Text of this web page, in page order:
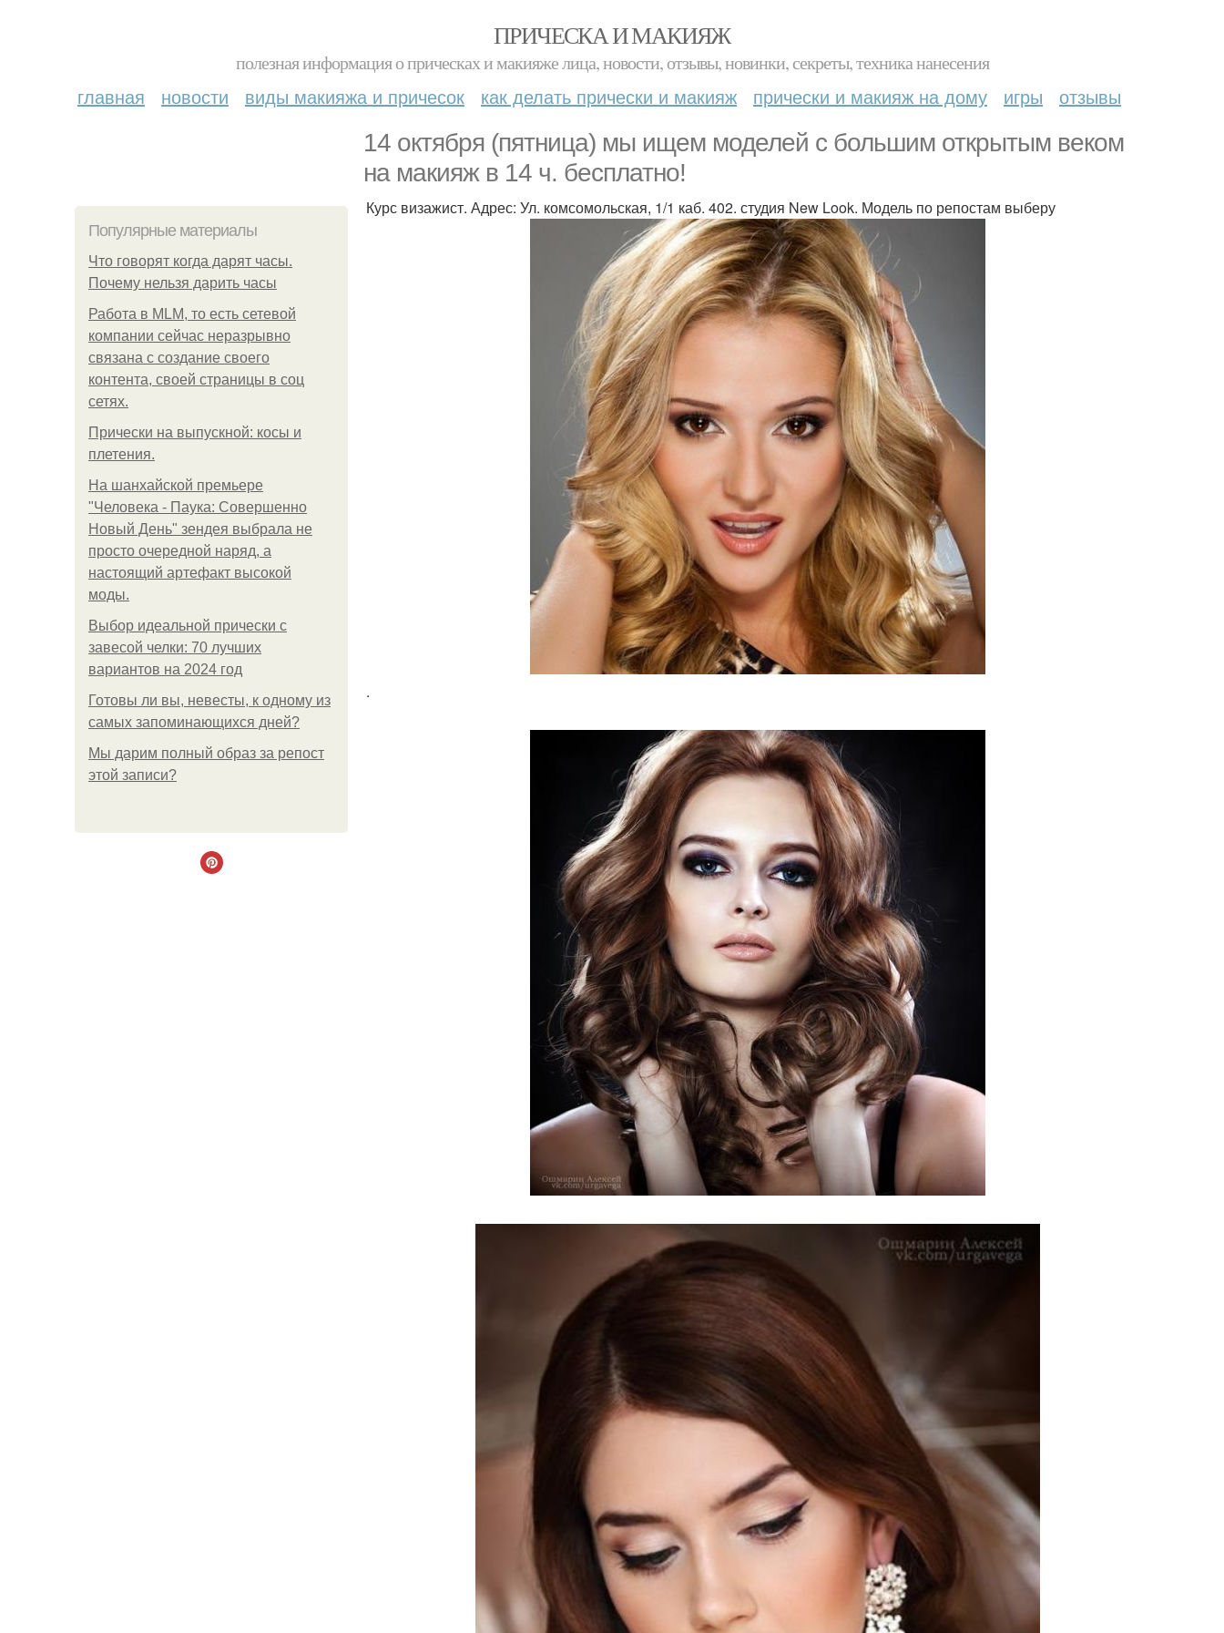
ПРИЧЕСКА И МАКИЯЖ
полезная информация о прическах и макияже лица, новости, отзывы, новинки, секреты, техника нанесения
главная новости виды макияжа и причесок как делать прически и макияж прически и макияж на дому игры отзывы
14 октября (пятница) мы ищем моделей с большим открытым веком
на макияж в 14 ч. бесплатно!
Популярные материалы
Что говорят когда дарят часы.
Почему нельзя дарить часы
Работа в MLM, то есть сетевой
компании сейчас неразрывно
связана с создание своего
контента, своей страницы в соц
сетях.
Прически на выпускной: косы и
плетения.
На шанхайской премьере
"Человека - Паука: Совершенно
Новый День" зендея выбрала не
просто очередной наряд, а
настоящий артефакт высокой
моды.
Выбор идеальной прически с
завесой челки: 70 лучших
вариантов на 2024 год
Готовы ли вы, невесты, к одному из
самых запоминающихся дней?
Мы дарим полный образ за репост
этой записи?
Курс визажист. Адрес: Ул. комсомольская, 1/1 каб. 402. студия New Look. Модель по репостам выберу
.